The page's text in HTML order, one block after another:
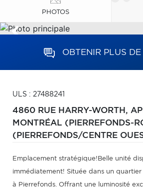
PHOTOS
OBTENIR PLUS DE
ULS : 27488241
4860 RUE HARRY-WORTH,
MONTRÉAL (PIERREFONDS-
(PIERREFONDS/CENTRE
Emplacement stratégique!Belle unité
immédiatement! Située dans un
à Pierrefonds. Offrant une luminosité